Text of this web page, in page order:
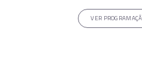
VER